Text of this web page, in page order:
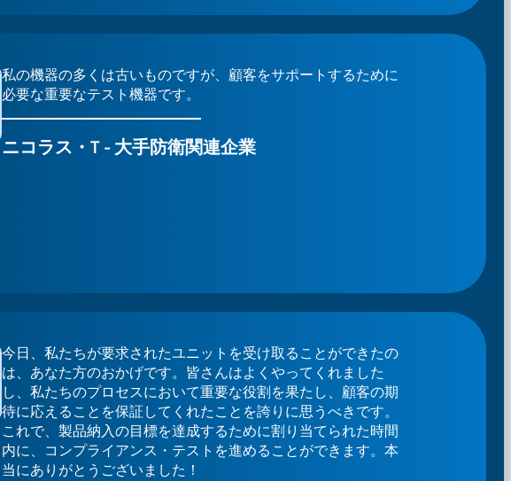
私の機器の多くは古いものですが、顧客をサポートするために
必要な重要なテスト機器です。
ニコラス・T - 大手防衛関連企業
今日、私たちが要求されたユニットを受け取ることができたの
は、あなた方のおかげです。皆さんはよくやってくれました
し、私たちのプロセスにおいて重要な役割を果たし、顧客の期
待に応えることを保証してくれたことを誇りに思うべきです。
これで、製品納入の目標を達成するために割り当てられた時間
内に、コンプライアンス・テストを進めることができます。本
当にありがとうございました！